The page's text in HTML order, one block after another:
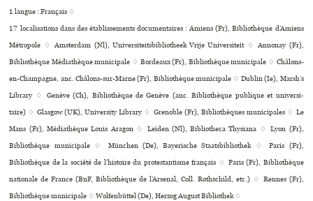
1 langue :Français ♢
17 localisations dans des établissements documentaires : Amiens (Fr), Bibliothèque d’Amiens
Métropole ♢ Amsterdam (Nl), Universiteitsbibliotheek Vrije Universiteit ♢ Annonay (Fr),
Bibliothèque Médiathèque municipale ♢ Bordeaux (Fr), Bibliothèque muni­ci­pale ♢ Châlons-
en-Champagne, anc. Châlons-sur-Marne (Fr), Bibliothèque muni­ci­pale ♢ Dublin (Ie), Marsh’s
Library ♢ Genève (Ch), Bibliothèque de Genève (anc. Bibliothèque publi­que et uni­ver­si­
taire) ♢ Glasgow (UK), University Library ♢ Grenoble (Fr), Bibliothèques muni­ci­pa­les ♢ Le
Mans (Fr), Médiathèque Louis Aragon ♢ Leiden (Nl), Bibliotheca Thysiana ♢ Lyon (Fr),
Bibliothèque muni­ci­pale ♢ München (De), Bayerische Staatsbibliothek ♢ Paris (Fr),
Bibliothèque de la société de l’histoire du protestantisme fran­çais ♢ Paris (Fr), Bibliothèque
nationale de France (BnF, Bibliothèque de l’Arsenal, Coll. Rothschild, etc.) ♢ Rennes (Fr),
Bibliothèque muni­ci­pale ♢ Wolfenbüttel (De), Herzog August Bibliothek ♢